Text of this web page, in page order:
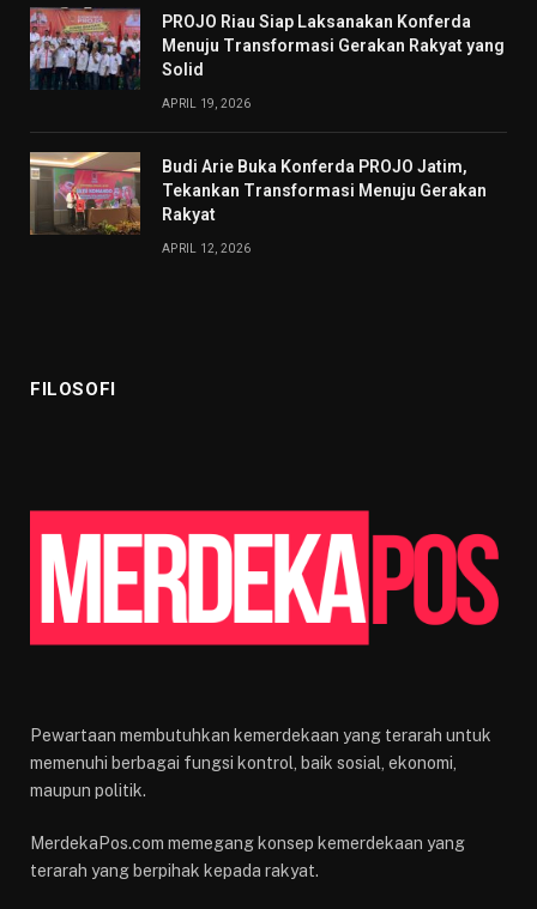
PROJO Riau Siap Laksanakan Konferda
Menuju Transformasi Gerakan Rakyat yang
Solid
APRIL 19, 2026
Budi Arie Buka Konferda PROJO Jatim,
Tekankan Transformasi Menuju Gerakan
Rakyat
APRIL 12, 2026
FILOSOFI
Pewartaan membutuhkan kemerdekaan yang terarah untuk
memenuhi berbagai fungsi kontrol, baik sosial, ekonomi,
maupun politik.
MerdekaPos.com memegang konsep kemerdekaan yang
terarah yang berpihak kepada rakyat.